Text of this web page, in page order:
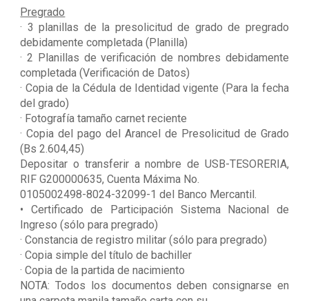
Pregrado
· 3 planillas de la presolicitud de grado de pregrado
debidamente completada (Planilla)
· 2 Planillas de verificación de nombres debidamente
completada (Verificación de Datos)
· Copia de la Cédula de Identidad vigente (Para la fecha
del grado)
· Fotografía tamaño carnet reciente
· Copia del pago del Arancel de Presolicitud de Grado
(Bs 2.604,45)
Depositar o transferir a nombre de USB-TESORERIA,
RIF G200000635, Cuenta Máxima No.
0105002498-8024-32099-1 del Banco Mercantil.
• Certificado de Participación Sistema Nacional de
Ingreso (sólo para pregrado)
· Constancia de registro militar (sólo para pregrado)
· Copia simple del título de bachiller
· Copia de la partida de nacimiento
NOTA: Todos los documentos deben consignarse en